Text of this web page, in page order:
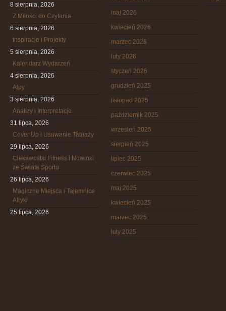
8 sierpnia, 2026
Z Miłości do Czytania
6 sierpnia, 2026
Inspiracje i Projekty
5 sierpnia, 2026
Kalendarz Wydarzeń
4 sierpnia, 2026
Alpy
3 sierpnia, 2026
Analizy i Interpretacje
31 lipca, 2026
Cover Up i Usuwanie Tatuaży
29 lipca, 2026
Ciekawostki Fitness i Nowinki
ze Świata Sportu
26 lipca, 2026
Magiczne Miejsca i Tajemnice
Afryki
25 lipca, 2026
maj 2026
kwiecień 2026
marzec 2026
luty 2026
styczeń 2026
grudzień 2025
listopad 2025
październik 2025
wrzesień 2025
sierpień 2025
lipiec 2025
czerwiec 2025
maj 2025
kwiecień 2025
marzec 2025
luty 2025